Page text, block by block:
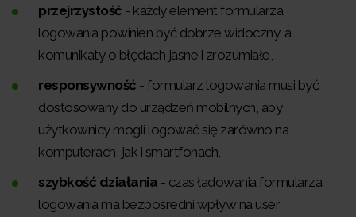
przejrzystość - każdy element formularza
logowania powinien być dobrze widoczny, a
komunikaty o błędach jasne i zrozumiałe,
responsywność - formularz logowania musi być
dostosowany do urządzeń mobilnych, aby
użytkownicy mogli logować się zarówno na
komputerach, jak i smartfonach,
szybkość działania - czas ładowania formularza
logowania ma bezpośredni wpływ na user